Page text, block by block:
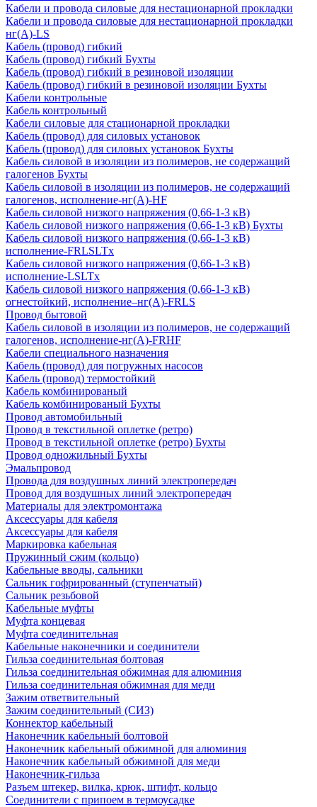
Кабели и провода силовые для нестационарной прокладки
Кабели и провода силовые для нестационарной прокладки
нг(А)-LS
Кабель (провод) гибкий
Кабель (провод) гибкий Бухты
Кабель (провод) гибкий в резиновой изоляции
Кабель (провод) гибкий в резиновой изоляции Бухты
Кабели контрольные
Кабель контрольный
Кабели силовые для стационарной прокладки
Кабель (провод) для силовых установок
Кабель (провод) для силовых установок Бухты
Кабель силовой в изоляции из полимеров, не содержащий
галогенов Бухты
Кабель силовой в изоляции из полимеров, не содержащий
галогенов, исполнение-нг(А)-HF
Кабель силовой низкого напряжения (0,66-1-3 кВ)
Кабель силовой низкого напряжения (0,66-1-3 кВ) Бухты
Кабель силовой низкого напряжения (0,66-1-3 кВ)
исполнение-FRLSLTx
Кабель силовой низкого напряжения (0,66-1-3 кВ)
исполнение-LSLTx
Кабель силовой низкого напряжения (0,66-1-3 кВ)
огнестойкий, исполнение–нг(А)-FRLS
Провод бытовой
Кабель силовой в изоляции из полимеров, не содержащий
галогенов, исполнение-нг(А)-FRHF
Кабели специального назначения
Кабель (провод) для погружных насосов
Кабель (провод) термостойкий
Кабель комбинированый
Кабель комбинированый Бухты
Провод автомобильный
Провод в текстильной оплетке (ретро)
Провод в текстильной оплетке (ретро) Бухты
Провод одножильный Бухты
Эмальпровод
Провода для воздушных линий электропередач
Провод для воздушных линий электропередач
Материалы для электромонтажа
Аксессуары для кабеля
Аксессуары для кабеля
Маркировка кабельная
Пружинный сжим (кольцо)
Кабельные вводы, сальники
Сальник гофрированный (ступенчатый)
Сальник резьбовой
Кабельные муфты
Муфта концевая
Муфта соединительная
Кабельные наконечники и соединители
Гильза соединительная болтовая
Гильза соединительная обжимная для алюминия
Гильза соединительная обжимная для меди
Зажим ответвительный
Зажим соединительный (СИЗ)
Коннектор кабельный
Наконечник кабельный болтовой
Наконечник кабельный обжимной для алюминия
Наконечник кабельный обжимной для меди
Наконечник-гильза
Разъем штекер, вилка, крюк, штифт, кольцо
Соединители с припоем в термоусадке